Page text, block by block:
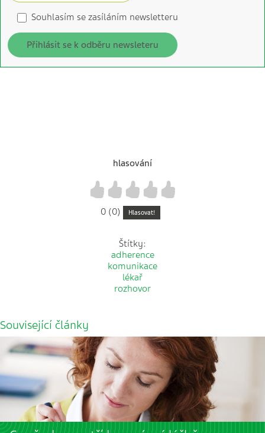
Souhlasím se zasíláním newsletteru
Přihlásit se k odběru newsleteru
hlasování
4
3
2
1
0 (0) Hlasovat!
Štítky:
adherence
komunikace
lékař
rozhovor
Související články